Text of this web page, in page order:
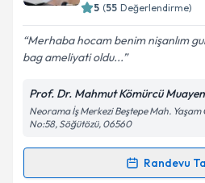
Kişisel verilerimin
Metni'ni okudum ve
kapsamda işlenmesini
5 (55 Değerlendirme)
Merhaba hocam benim nişanlım
bag ameliyati oldu...
Prof. Dr. Mahmut Kömürcü
Neorama İş Merkezi Beştepe Mah.
No:58, Söğütözü, 06560
Randevu
Randevu Takvimi Talebi